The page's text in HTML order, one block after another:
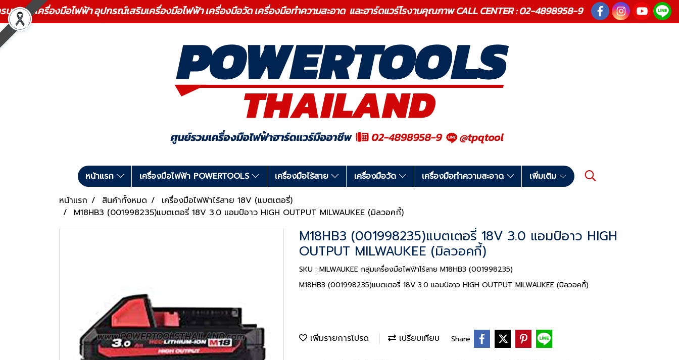
บวงจร เครื่องมือไฟฟ้า อุปกรณ์เสริมเครื่องมือไฟฟ้า เครื่องมือวัด เครื่องมือทำความสะอาด และฮาร์ดแวร์โรงานคุณภาพ CALL CENTER : 02-4898958-9
หน้าแรก เครื่องมือไฟฟ้า POWERTOOLS เครื่องมือไร้สาย เครื่องมือวัด เครื่องมือทำความสะอาด
เพิ่มเติม
หน้าแรก
สินค้าทั้งหมด
เครื่องมือไฟฟ้าไร้สาย 18V (แบตเตอรี่)
M18HB3 (001998235)แบตเตอรี่ 18V 3.0 แอมป์อาว HIGH OUTPUT MILWAUKEE (มิลวอคกี้)
M18HB3 (001998235)แบตเตอรี่ 18V 3.0 แอมป์อาว HIGH
OUTPUT MILWAUKEE (มิลวอคกี้)
SKU : MILWAUKEE กลุ่มเครื่องมือไฟฟ้าไร้สาย M18HB3 (001998235)
M18HB3 (001998235)แบตเตอรี่ 18V 3.0 แอมป์อาว HIGH OUTPUT MILWAUKEE (มิลวอคกี้)
เพิ่มรายการโปรด เปรียบเทียบ Share